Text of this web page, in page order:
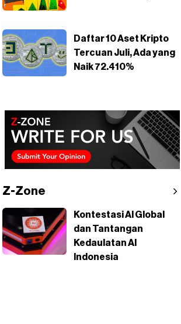
Daftar 10 Aset Kripto
Tercuan Juli, Ada yang
Naik 72.410%
Z-Zone
Kontestasi AI Global
dan Tantangan
Kedaulatan AI
Indonesia